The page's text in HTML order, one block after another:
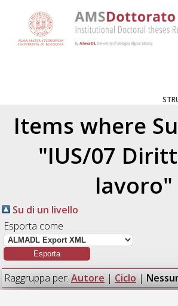
Items where
"IUS/07
lavoro"
Su di un livello
Esporta come
Raggruppa per: Autore | Ciclo |